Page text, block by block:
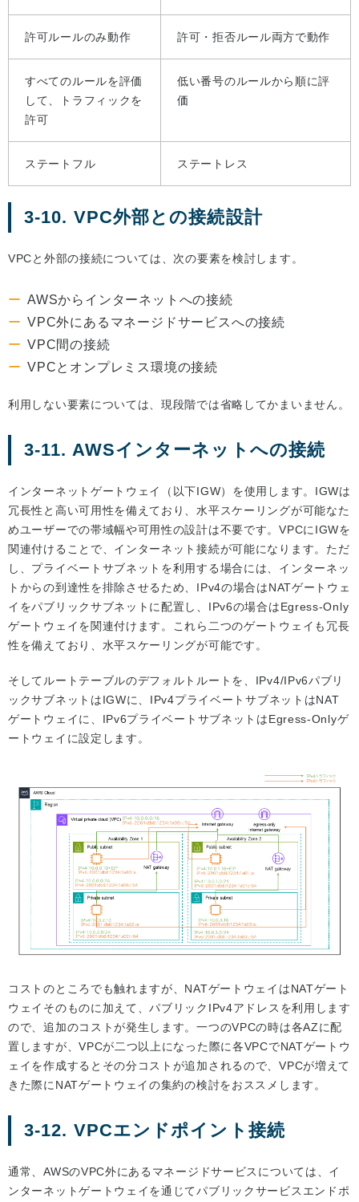
許可ルールのみ動作 許可・拒否ルール両方で動作
すべてのルールを評価
して、トラフィックを
許可
低い番号のルールから順に評
価
ステートフル ステートレス
3-10. VPC外部との接続設計
VPCと外部の接続については、次の要素を検討します。
AWSからインターネットへの接続
VPC外にあるマネージドサービスへの接続
VPC間の接続
VPCとオンプレミス環境の接続
利用しない要素については、現段階では省略してかまいません。
3-11. AWSインターネットへの接続
インターネットゲートウェイ（以下IGW）を使用します。IGWは
冗長性と高い可用性を備えており、水平スケーリングが可能なた
めユーザーでの帯域幅や可用性の設計は不要です。VPCにIGWを
関連付けることで、インターネット接続が可能になります。ただ
し、プライベートサブネットを利用する場合には、インターネッ
トからの到達性を排除させるため、IPv4の場合はNATゲートウェ
イをパブリックサブネットに配置し、IPv6の場合はEgress-Only
ゲートウェイを関連付けます。これら二つのゲートウェイも冗長
性を備えており、水平スケーリングが可能です。
そしてルートテーブルのデフォルトルートを、IPv4/IPv6パブリ
ックサブネットはIGWに、IPv4プライベートサブネットはNAT
ゲートウェイに、IPv6プライベートサブネットはEgress-Onlyゲ
ートウェイに設定します。
コストのところでも触れますが、NATゲートウェイはNATゲート
ウェイそのものに加えて、パブリックIPv4アドレスを利用します
ので、追加のコストが発生します。一つのVPCの時は各AZに配
置しますが、VPCが二つ以上になった際に各VPCでNATゲートウ
ェイを作成するとその分コストが追加されるので、VPCが増えて
きた際にNATゲートウェイの集約の検討をおススメします。
3-12. VPCエンドポイント接続
通常、AWSのVPC外にあるマネージドサービスについては、イ
ンターネットゲートウェイを通じてパブリックサービスエンドポ